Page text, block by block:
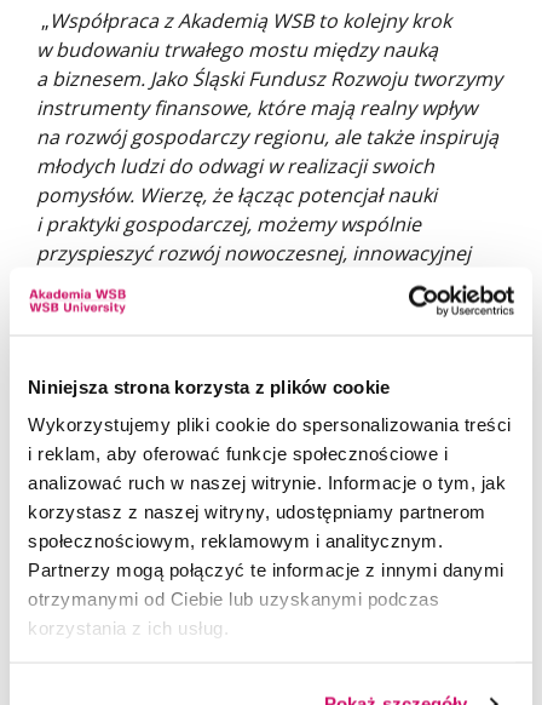
Niniejsza strona korzysta z plików cookie
Wykorzystujemy pliki cookie do spersonalizowania treści
i reklam, aby oferować funkcje społecznościowe i
analizować ruch w naszej witrynie. Informacje o tym, jak
korzystasz z naszej witryny, udostępniamy partnerom
społecznościowym, reklamowym i analitycznym.
Partnerzy mogą połączyć te informacje z innymi danymi
otrzymanymi od Ciebie lub uzyskanymi podczas
korzystania z ich usług.
„Współpraca z Akademią WSB to kolejny krok
w budowaniu trwałego mostu między nauką
a biznesem. Jako Śląski Fundusz Rozwoju tworzymy
instrumenty finansowe, które mają realny wpływ
na rozwój gospodarczy regionu, ale także inspirują
młodych ludzi do odwagi w realizacji swoich
pomysłów. Wierzę, że łącząc potencjał nauki
i praktyki gospodarczej, możemy wspólnie
przyspieszyć rozwój nowoczesnej, innowacyjnej
gospodarki Śląska.
” – mówiła Prezes Śląskiego
Funduszu Rozwoju,
2025 r. w Dąbrowie Górniczej. Jego celem jest
rozwijanie współpracy, która pomoże młodym
ludziom przekuć wiedzę akademicką w realne
działania biznesowe i innowacje.